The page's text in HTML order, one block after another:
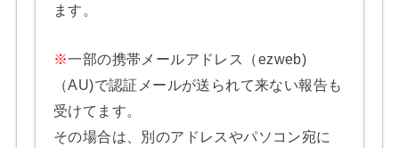
ます。
※一部の携帯メールアドレス（ezweb)
（AU)で認証メールが送られて来ない報告も
受けてます。
その場合は、別のアドレスやパソコン宛に